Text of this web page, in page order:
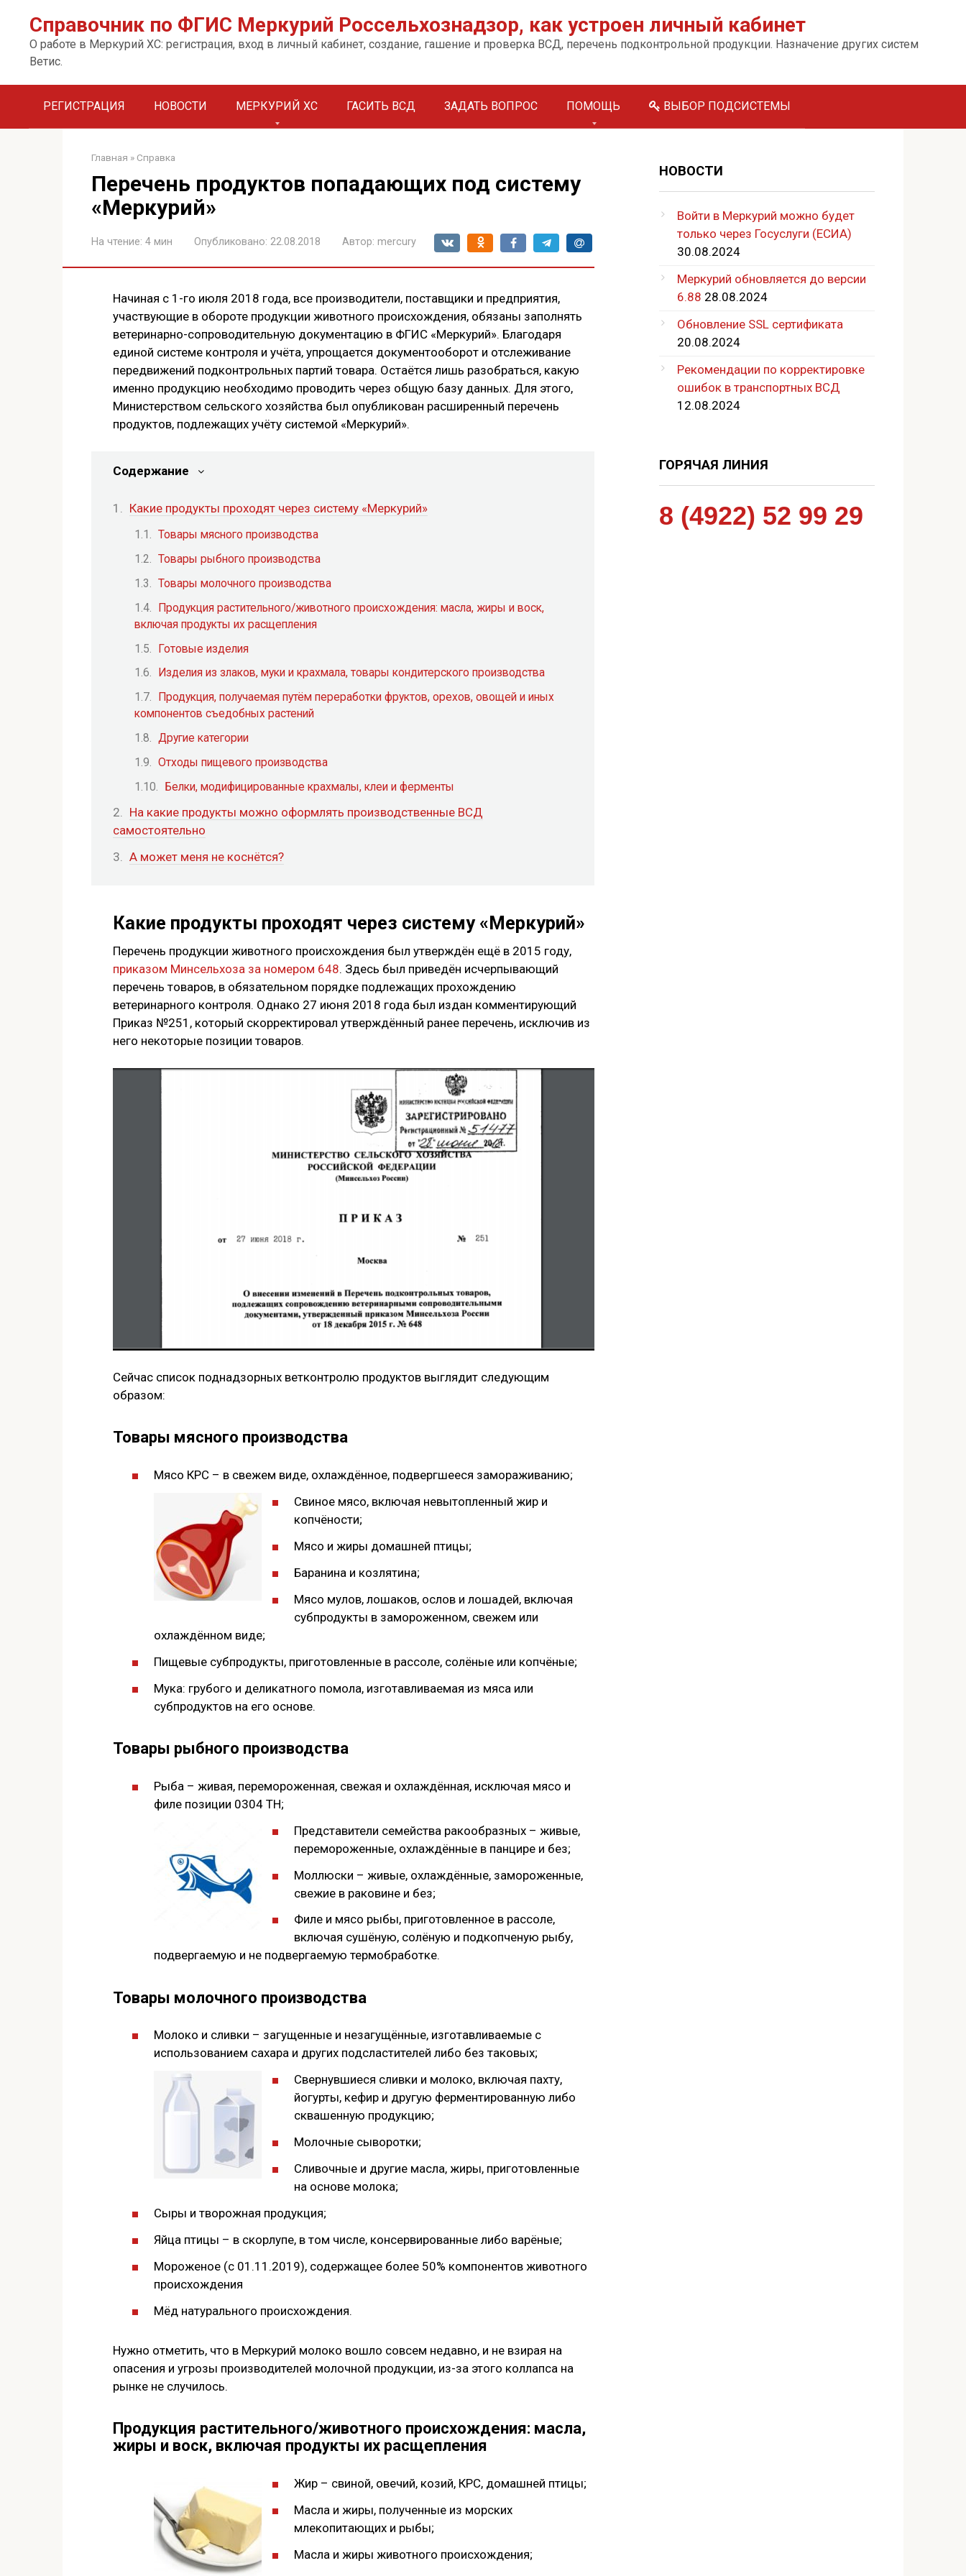
контенту.
Справочник по ФГИС Меркурий Россельхознадзор, как устроен личный кабинет
О работе в Меркурий ХС: регистрация, вход в личный кабинет, создание, гашение и проверка ВСД, перечень подконтрольной продукции. Назначение других систем
Ветис.
РЕГИСТРАЦИЯ НОВОСТИ МЕРКУРИЙ ХС ГАСИТЬ ВСД ЗАДАТЬ ВОПРОС ПОМОЩЬ ВЫБОР ПОДСИСТЕМЫ
Главная » Справка
Перечень продуктов попадающих под систему
«Меркурий»
На чтение: 4 мин Опубликовано: 22.08.2018 Автор: mercury
Начиная с 1-го июля 2018 года, все производители, поставщики и предприятия,
участвующие в обороте продукции животного происхождения, обязаны заполнять
ветеринарно-сопроводительную документацию в ФГИС «Меркурий». Благодаря
единой системе контроля и учёта, упрощается документооборот и отслеживание
передвижений подконтрольных партий товара. Остаётся лишь разобраться, какую
именно продукцию необходимо проводить через общую базу данных. Для этого,
Министерством сельского хозяйства был опубликован расширенный перечень
продуктов, подлежащих учёту системой «Меркурий».
Содержание
Какие продукты проходят через систему «Меркурий»
Товары мясного производства
Товары рыбного производства
Товары молочного производства
Продукция растительного/животного происхождения: масла, жиры и воск,
включая продукты их расщепления
Готовые изделия
Изделия из злаков, муки и крахмала, товары кондитерского производства
Продукция, получаемая путём переработки фруктов, орехов, овощей и иных
компонентов съедобных растений
Другие категории
Отходы пищевого производства
Белки, модифицированные крахмалы, клеи и ферменты
На какие продукты можно оформлять производственные ВСД
самостоятельно
А может меня не коснётся?
Какие продукты проходят через систему «Меркурий»
Перечень продукции животного происхождения был утверждён ещё в 2015 году,
приказом Минсельхоза за номером 648. Здесь был приведён исчерпывающий
перечень товаров, в обязательном порядке подлежащих прохождению
ветеринарного контроля. Однако 27 июня 2018 года был издан комментирующий
Приказ №251, который скорректировал утверждённый ранее перечень, исключив из
него некоторые позиции товаров.
Сейчас список поднадзорных ветконтролю продуктов выглядит следующим
образом:
Товары мясного производства
Мясо КРС – в свежем виде, охлаждённое, подвергшееся замораживанию;
Свиное мясо, включая невытопленный жир и
копчёности;
Мясо и жиры домашней птицы;
Баранина и козлятина;
Мясо мулов, лошаков, ослов и лошадей, включая
субпродукты в замороженном, свежем или
охлаждённом виде;
Пищевые субпродукты, приготовленные в рассоле, солёные или копчёные;
Мука: грубого и деликатного помола, изготавливаемая из мяса или
субпродуктов на его основе.
Товары рыбного производства
Рыба – живая, перемороженная, свежая и охлаждённая, исключая мясо и
филе позиции 0304 ТН;
Представители семейства ракообразных – живые,
перемороженные, охлаждённые в панцире и без;
Моллюски – живые, охлаждённые, замороженные,
свежие в раковине и без;
Филе и мясо рыбы, приготовленное в рассоле,
включая сушёную, солёную и подкопченую рыбу,
подвергаемую и не подвергаемую термобработке.
Товары молочного производства
Молоко и сливки – загущенные и незагущённые, изготавливаемые с
использованием сахара и других подсластителей либо без таковых;
Свернувшиеся сливки и молоко, включая пахту,
йогурты, кефир и другую ферментированную либо
сквашенную продукцию;
Молочные сыворотки;
Сливочные и другие масла, жиры, приготовленные
на основе молока;
Сыры и творожная продукция;
Яйца птицы – в скорлупе, в том числе, консервированные либо варёные;
Мороженое (с 01.11.2019), содержащее более 50% компонентов животного
происхождения
Мёд натурального происхождения.
Нужно отметить, что в Меркурий молоко вошло совсем недавно, и не взирая на
опасения и угрозы производителей молочной продукции, из-за этого коллапса на
рынке не случилось.
Продукция растительного/животного происхождения: масла,
жиры и воск, включая продукты их расщепления
Жир – свиной, овечий, козий, КРС, домашней птицы;
Масла и жиры, полученные из морских
млекопитающих и рыбы;
Масла и жиры животного происхождения;
НОВОСТИ
Войти в Меркурий можно будет
только через Госуслуги (ЕСИА)
30.08.2024
Меркурий обновляется до версии
6.88 28.08.2024
Обновление SSL сертификата
20.08.2024
Рекомендации по корректировке
ошибок в транспортных ВСД
12.08.2024
ГОРЯЧАЯ ЛИНИЯ
8 (4922) 52 99 29